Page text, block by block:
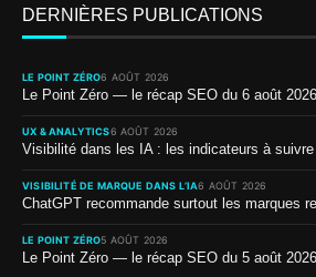
DERNIÈRES PUBLICATIONS
LE POINT ZÉRO6 AOÛT 2026
Le Point Zéro — le récap SEO du 6 août 2026
UX & ANALYTICS6 AOÛT 2026
Visibilité dans les IA : les indicateurs à
VISIBILITÉ DE MARQUE DANS L’IA6 AOÛT 2026
ChatGPT recommande surtout les marques
LE POINT ZÉRO5 AOÛT 2026
Le Point Zéro — le récap SEO du 5 août 2026